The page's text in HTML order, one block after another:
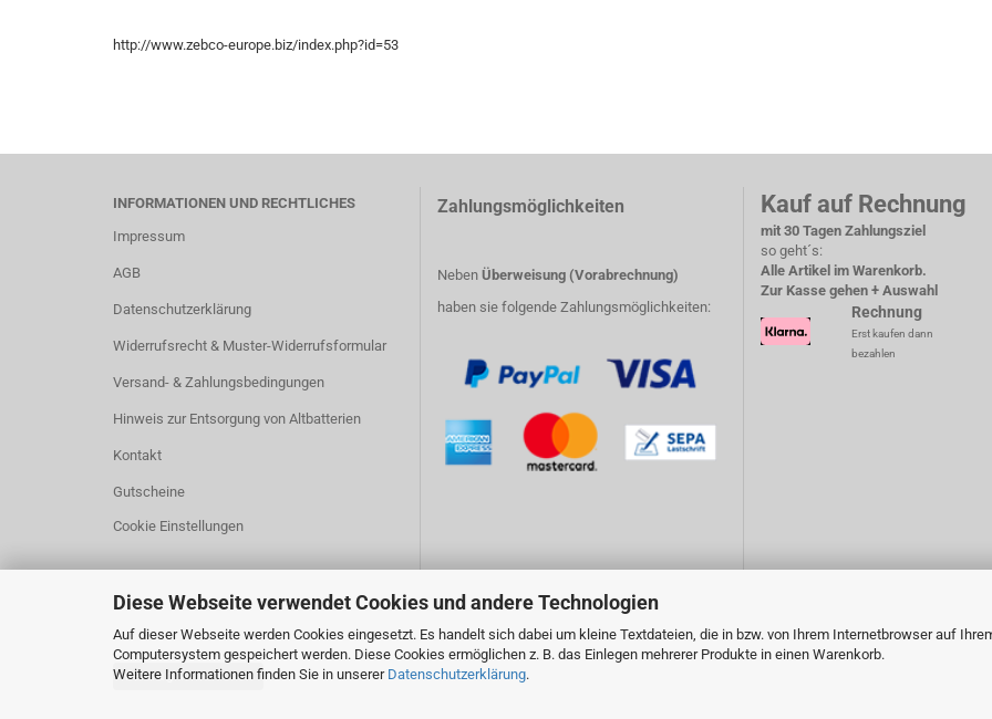
Diese Webseite verwendet Cookies und andere Technologien
Auf dieser Webseite werden Cookies eingesetzt. Es handelt sich dabei um kleine Textdateien, die in bzw. von Ihrem Internetbrowser auf
Computersystem gespeichert werden. Diese Cookies ermöglichen z. B. das Einlegen mehrerer Produkte in einen Warenkorb.
Weitere Informationen finden Sie in unserer Datenschutzerklärung.
http://www.zebco-europe.biz/index.php?id=53
INFORMATIONEN UND RECHTLICHES
Impressum
AGB
Datenschutzerklärung
Widerrufsrecht & Muster-Widerrufsformular
Versand- & Zahlungsbedingungen
Hinweis zur Entsorgung von Altbatterien
Kontakt
Gutscheine
Cookie Einstellungen
Zahlungsmöglichkeiten
NebenÜberweisung (Vorabrechnung)
haben sie folgende Zahlungsmöglichkeiten:
Kauf auf Rechnung
mit 30 Tagen Zahlungsziel
so geht´s:
Alle Artikel im Warenkorb.
Zur Kasse gehen + Auswahl
Rechnung
Erst kaufen dann
bezahlen
Vertrag widerrufen